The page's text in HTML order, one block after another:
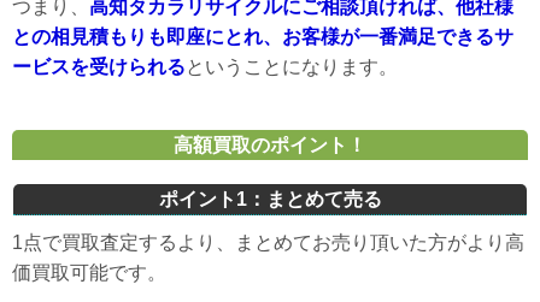
つまり、 高知タカラリサイクルにご相談頂ければ、他社様
との相見積もりも即座にとれ、お客様が一番満足できるサ
ービスを受けられるということになります。
高額買取のポイント！
ポイント1：まとめて売る
1点で買取査定するより、まとめてお売り頂いた方がより高
価買取可能です。